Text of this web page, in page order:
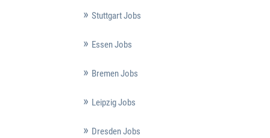
Stuttgart Jobs
Essen Jobs
Bremen Jobs
Leipzig Jobs
Dresden Jobs